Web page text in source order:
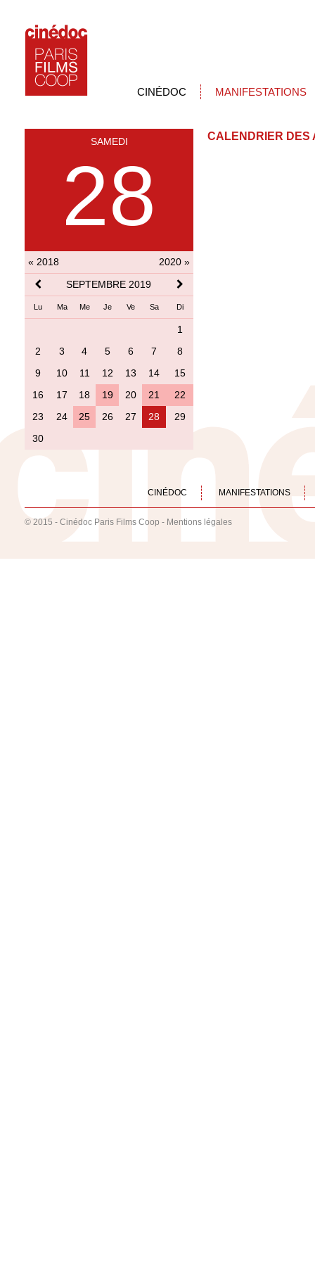
CINÉDOC MANIFESTATIONS
SAMEDI
28
« 2018
2020 »
SEPTEMBRE 2019
Lu Ma Me Je Ve Sa Di
1
2
3 4 5 6 7
8
9
10 11 12 13 14
15
16
17 18 19 20 21
22
23
24 25 26 27 28
29
30
CALENDRIER DES
CINÉDOC MANIFESTATIONS
© 2015 - Cinédoc Paris Films Coop - Mentions légales